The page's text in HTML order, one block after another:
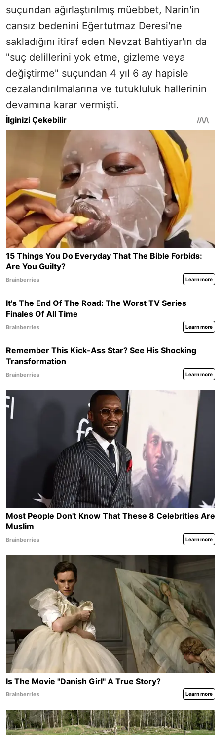
suçundan ağırlaştırılmış müebbet, Narin'in
cansız bedenini Eğertutmaz Deresi'ne
sakladığını itiraf eden Nevzat Bahtiyar'ın da
"suç delillerini yok etme, gizleme veya
değiştirme" suçundan 4 yıl 6 ay hapisle
cezalandırılmalarına ve tutukluluk hallerinin
devamına karar vermişti.